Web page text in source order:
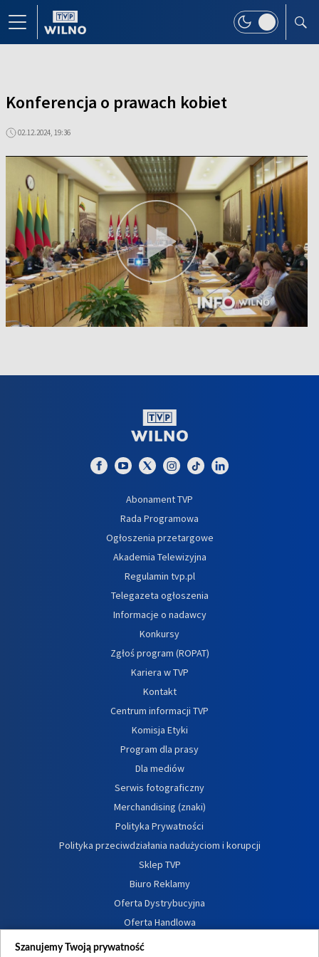
Konferencja o prawach kobiet
02.12.2024, 19:36
Abonament TVP
Rada Programowa
Ogłoszenia przetargowe
Akademia Telewizyjna
Regulamin tvp.pl
Telegazeta ogłoszenia
Informacje o nadawcy
Konkursy
Zgłoś program (ROPAT)
Kariera w TVP
Kontakt
Centrum informacji TVP
Komisja Etyki
Program dla prasy
Dla mediów
Serwis fotograficzny
Merchandising (znaki)
Polityka Prywatności
Polityka przeciwdziałania nadużyciom i korupcji
Sklep TVP
Biuro Reklamy
Oferta Dystrybucyjna
Oferta Handlowa
Dostępność
Szanujemy Twoją prywatność